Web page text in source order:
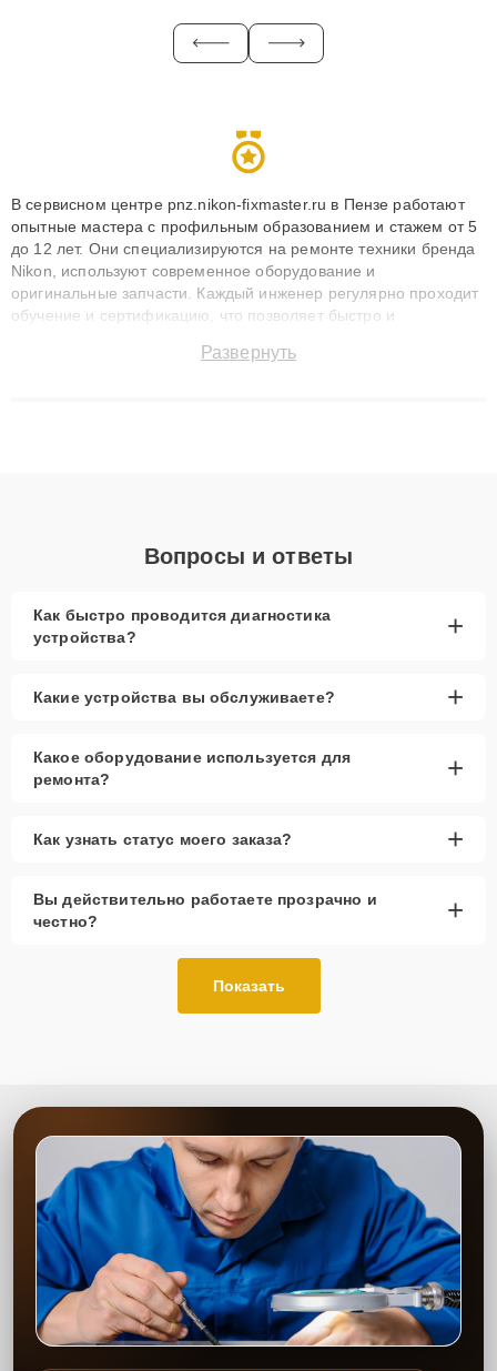
В сервисном центре pnz.nikon-fixmaster.ru в Пензе работают
опытные мастера с профильным образованием и стажем от 5
до 12 лет. Они специализируются на ремонте техники бренда
Nikon, используют современное оборудование и
оригинальные запчасти. Каждый инженер регулярно проходит
обучение и сертификацию, что позволяет быстро и
сохранением гарантии до 3 лет. Наши мастера решают
Развернуть
Вопросы и ответы
Как быстро проводится диагностика
устройства?
+
Какие устройства вы обслуживаете? +
Какое оборудование используется для
ремонта?
+
Как узнать статус моего заказа? +
Вы действительно работаете прозрачно и
честно?
+
Показать